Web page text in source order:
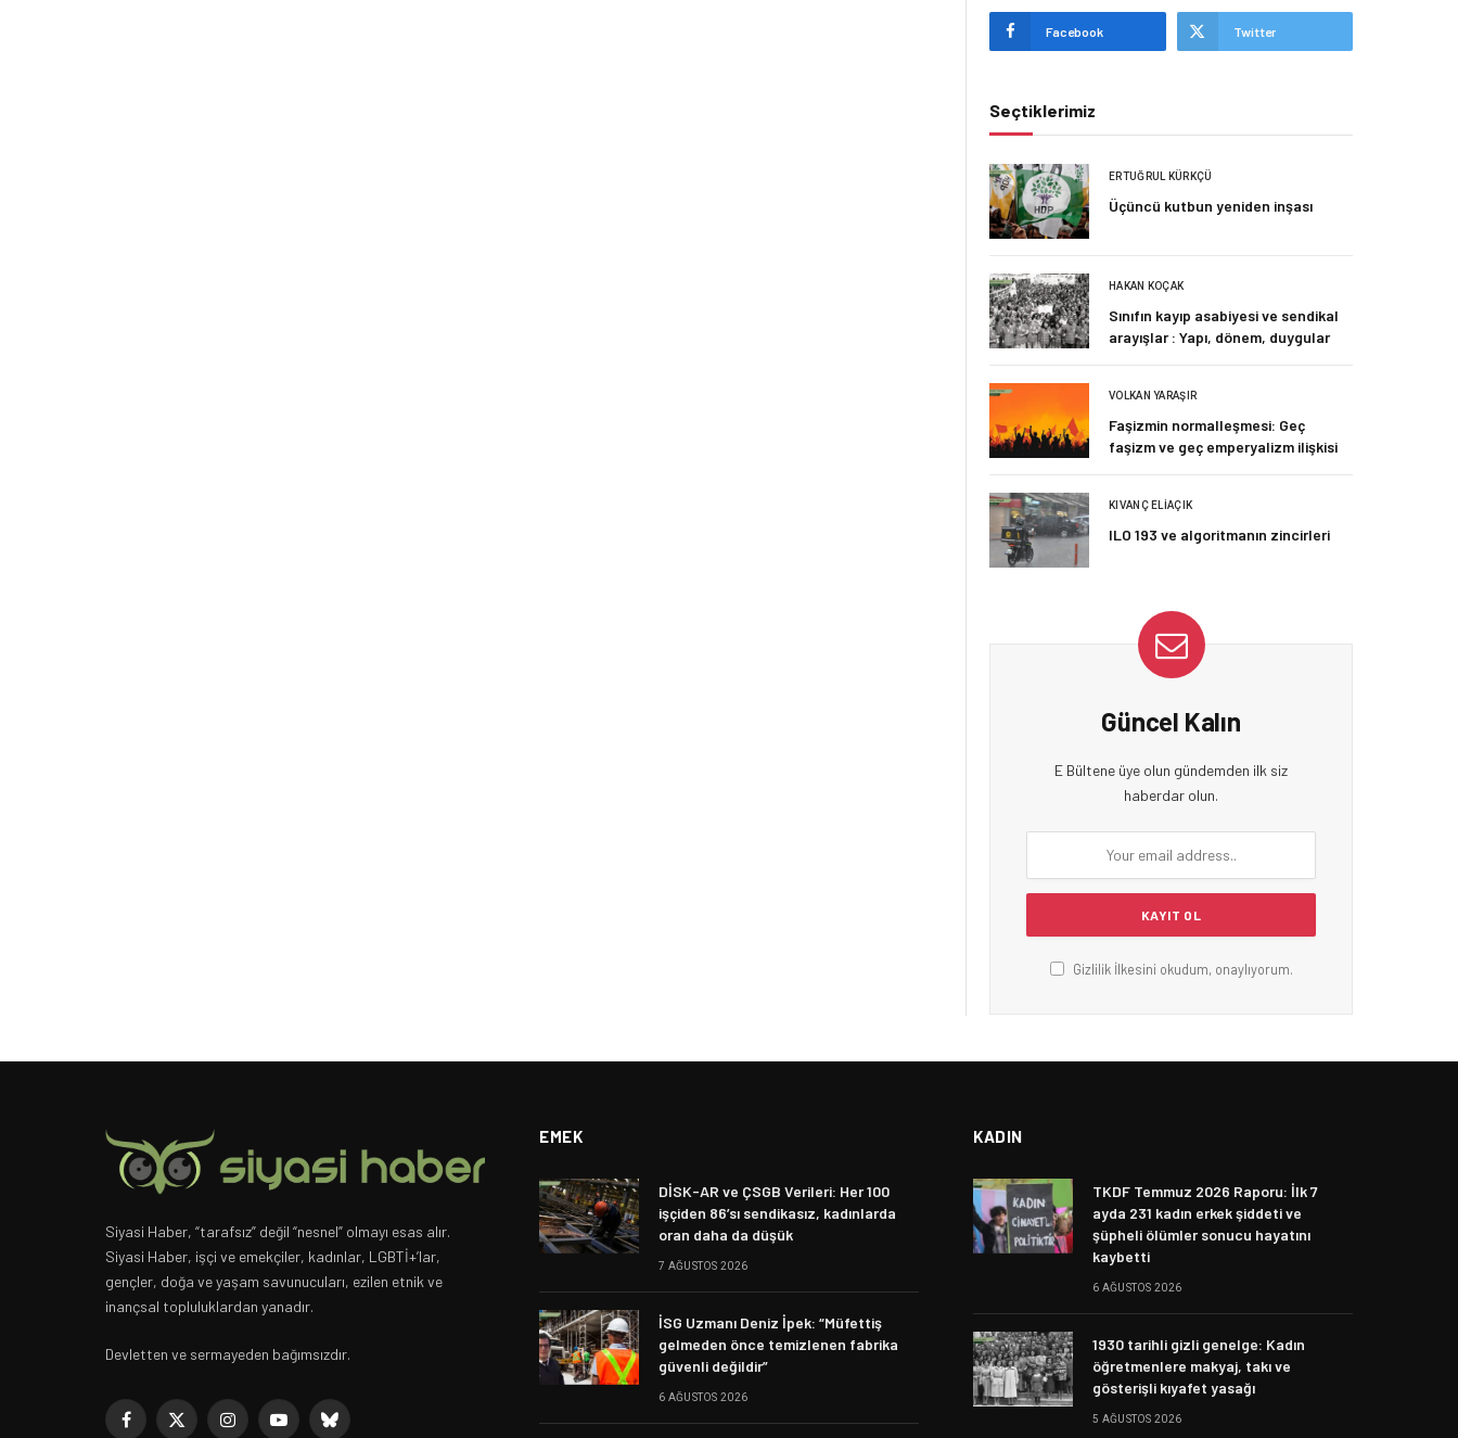
Facebook Twitter
Seçtiklerimiz
ERTUĞRUL KÜRKÇÜ
Üçüncü kutbun yeniden inşası
HAKAN KOÇAK
Sınıfın kayıp asabiyesi ve sendikal
arayışlar : Yapı, dönem, duygular
VOLKAN YARAŞIR
Faşizmin normalleşmesi: Geç
faşizm ve geç emperyalizm ilişkisi
KIVANÇ ELIAÇIK
ILO 193 ve algoritmanın zincirleri
Güncel Kalın
E Bültene üye olun gündemden ilk siz
haberdar olun.
Gizlilik İlkesini okudum, onaylıyorum.
Siyasi Haber, “tarafsız” değil “nesnel” olmayı esas alır.
Siyasi Haber, işçi ve emekçiler, kadınlar, LGBTİ+’lar,
gençler, doğa ve yaşam savunucuları, ezilen etnik ve
inançsal topluluklardan yanadır.
Devletten ve sermayeden bağımsızdır.
Facebook
X InstagramYouTubeBluesky
EMEK
DİSK-AR ve ÇSGB Verileri: Her 100
işçiden 86’sı sendikasız, kadınlarda
oran daha da düşük
7 AĞUSTOS 2026
İSG Uzmanı Deniz İpek: “Müfettiş
gelmeden önce temizlenen fabrika
güvenli değildir”
6 AĞUSTOS 2026
KADIN
TKDF Temmuz 2026 Raporu: İlk 7
ayda 231 kadın erkek şiddeti ve
şüpheli ölümler sonucu hayatını
kaybetti
6 AĞUSTOS 2026
1930 tarihli gizli genelge: Kadın
öğretmenlere makyaj, takı ve
gösterişli kıyafet yasağı
5 AĞUSTOS 2026